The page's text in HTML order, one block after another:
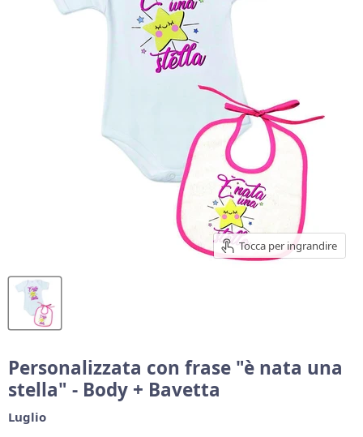
Tocca per ingrandire
Personalizzata con frase "è nata una
stella" - Body + Bavetta
Luglio